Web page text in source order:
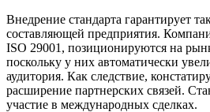
Внедрение стандарта гарантирует
составляющей предприятия.
ISO 29001, позиционируются на
поскольку у них автоматически
аудитория. Как следствие,
расширение партнерских связей.
участие в международных сделках.